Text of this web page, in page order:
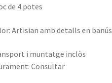
de 4 potes
Artisian amb detalls en banús
i muntatge inclòs
Consultar